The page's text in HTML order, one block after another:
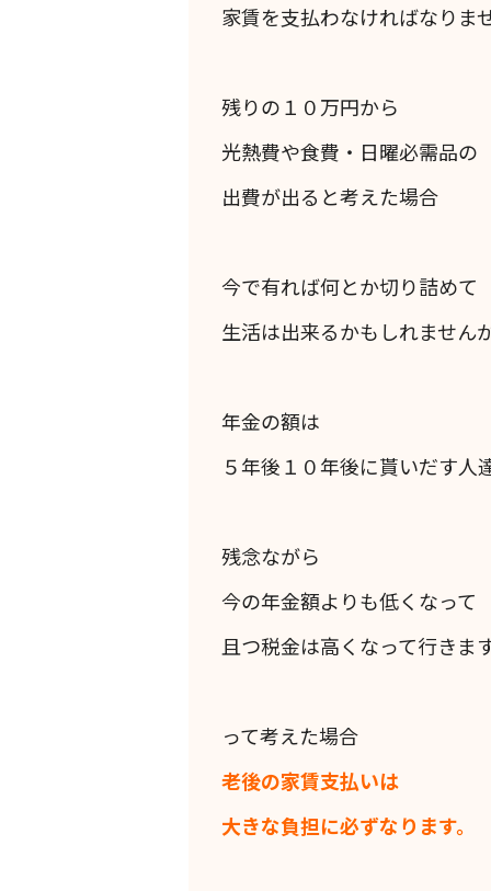
家賃を支払わなければなりま
残りの１０万円から
光熱費や食費・日曜必需品の
出費が出ると考えた場合
今で有れば何とか切り詰めて
生活は出来るかもしれません
年金の額は
５年後１０年後に貰いだす人
残念ながら
今の年金額よりも低くなって
且つ税金は高くなって行きま
って考えた場合
老後の家賃支払いは
大きな負担に必ずなります。